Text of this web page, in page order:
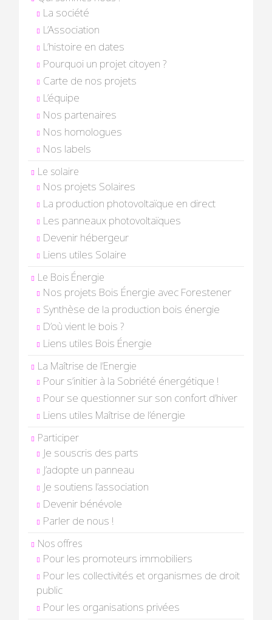
La société
L’Association
L’histoire en dates
Pourquoi un projet citoyen ?
Carte de nos projets
L’équipe
Nos partenaires
Nos homologues
Nos labels
Le solaire
Nos projets Solaires
La production photovoltaïque en direct
Les panneaux photovoltaïques
Devenir hébergeur
Liens utiles Solaire
Le Bois Énergie
Nos projets Bois Énergie avec Forestener
Synthèse de la production bois énergie
D’où vient le bois ?
Liens utiles Bois Énergie
La Maîtrise de l’Energie
Pour s’initier à la Sobriété énergétique !
Pour se questionner sur son confort d’hiver
Liens utiles Maîtrise de l’énergie
Participer
Je souscris des parts
J’adopte un panneau
Je soutiens l’association
Devenir bénévole
Parler de nous !
Nos offres
Pour les promoteurs immobiliers
Pour les collectivités et organismes de droit
public
Pour les organisations privées